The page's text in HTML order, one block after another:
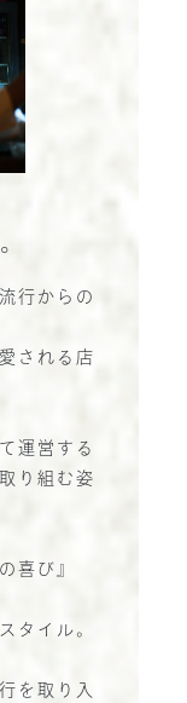
行からの
される店
運営する
り組む姿
喜び』
タイル。
を取り入